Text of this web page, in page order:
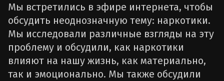
Мы встретились в эфире интернета, чтобы
обсудить неоднозначную тему: наркотики.
Мы исследовали различные взгляды на эту
проблему и обсудили, как наркотики
влияют на нашу жизнь, как материально,
так и эмоционально. Мы также обсудили